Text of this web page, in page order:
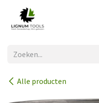
Overslaan naar inhoud
Alle producten